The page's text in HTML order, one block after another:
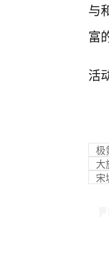
与
富
活
极
大
宋